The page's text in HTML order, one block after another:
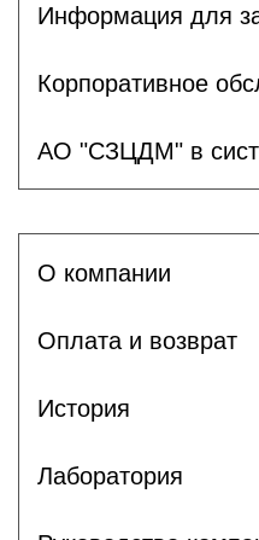
Информация для
Корпоративное
АО "СЗЦДМ" в
О компании
Оплата и возврат
История
Лаборатория